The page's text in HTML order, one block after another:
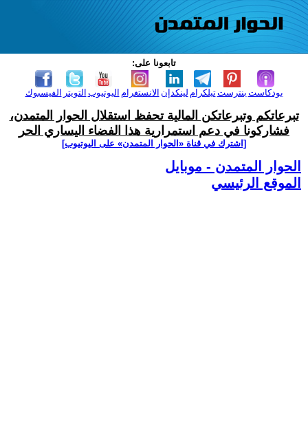
تابعونا على:
الفيسبوك التويتر اليوتيوب الانستغرام لينكدإن تيلكرامبنترست بودكاست
تبرعاتكم وتبرعاتكن المالية تحفظ استقلال الحوار المتمدن،
فشاركونا في دعم استمرارية هذا الفضاء اليساري الحر
[اشترك في قناة ‫«الحوار المتمدن» على اليوتيوب]
الحوار المتمدن - موبايل
الموقع الرئيسي